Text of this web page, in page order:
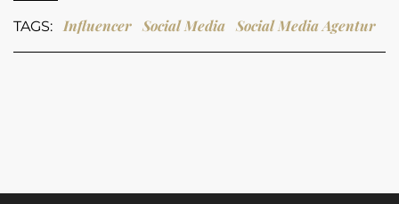
TAGS: Influencer Social Media Social Media Agentur